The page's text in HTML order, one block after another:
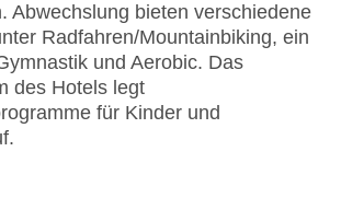
Abwechslung bieten verschiedene
Radfahren/Mountainbiking, ein
und Aerobic. Das
des Hotels legt
für Kinder und